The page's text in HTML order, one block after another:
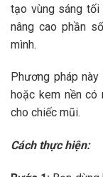
tạo vùng sáng
nâng cao phần
mình.
Phương pháp
hoặc kem nền
cho chiếc mũi.
Cách thực hiện: